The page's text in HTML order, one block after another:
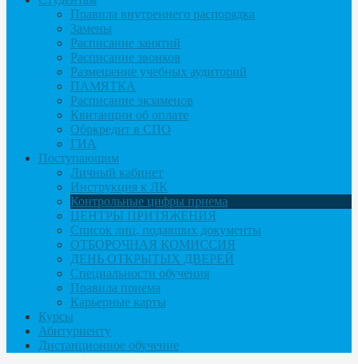
Правила внутреннего распорядка
Замены
Расписание занятий
Расписание звонков
Размещение учебных аудиторий
ПАМЯТКА
Расписание экзаменов
Квитанции об оплате
Обркредит в СПО
ГИА
Поступающим
Личный кабинет
Инструкция к ЛК
Контрольные цифры приема
ЦЕНТРЫ ПРИТЯЖЕНИЯ
Список лиц, подавших документы
ОТБОРОЧНАЯ КОМИССИЯ
ДЕНЬ ОТКРЫТЫХ ДВЕРЕЙ
Специальности обучения
Правила приема
Карьерные карты
Курсы
Абитуриенту
Дистанционное обучение